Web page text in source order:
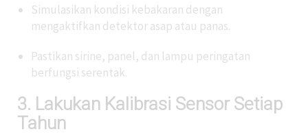
Simulasikan kondisi kebakaran dengan
mengaktifkan detektor asap atau panas.
Pastikan sirine, panel, dan lampu peringatan
berfungsi serentak.
3. Lakukan Kalibrasi Sensor Setiap
Tahun